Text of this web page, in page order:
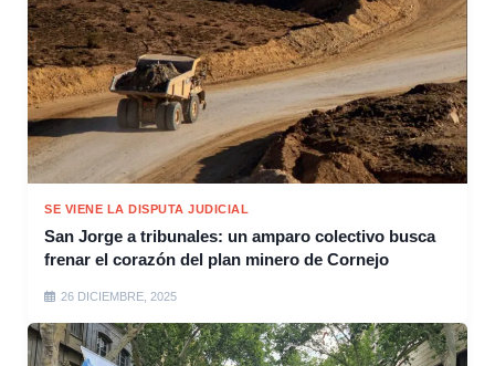
SE VIENE LA DISPUTA JUDICIAL
San Jorge a tribunales: un amparo colectivo busca
frenar el corazón del plan minero de Cornejo
26 DICIEMBRE, 2025